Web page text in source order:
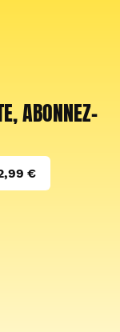
ABONNEZ-
€